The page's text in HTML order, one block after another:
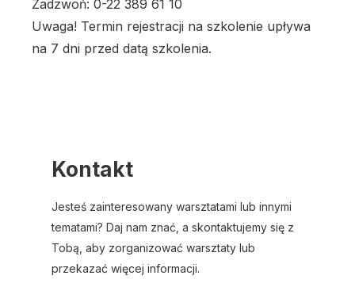
Zadzwoń: 0-22 389 61 10
Uwaga! Termin rejestracji na szkolenie upływa
na 7 dni przed datą szkolenia.
Kontakt
Jesteś zainteresowany warsztatami lub innymi
tematami? Daj nam znać, a skontaktujemy się z
Tobą, aby zorganizować warsztaty lub
przekazać więcej informacji.